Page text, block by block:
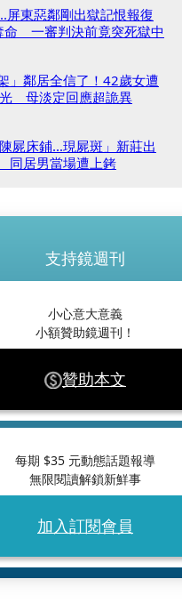
屏東惡鄰剛出獄記恨報復
命 一審判決前竟突死獄中
」鄰居全信了！42歲女遭
母淡定回應超詭異
屍床鋪...現屍斑」新莊出
居男當場遭上銬
支持鏡週刊
小心意大意義
小額贊助鏡週刊！
贊助本文
每期 $35 元動態話題報導
無限閱讀解鎖新鮮事
加入訂閱會員